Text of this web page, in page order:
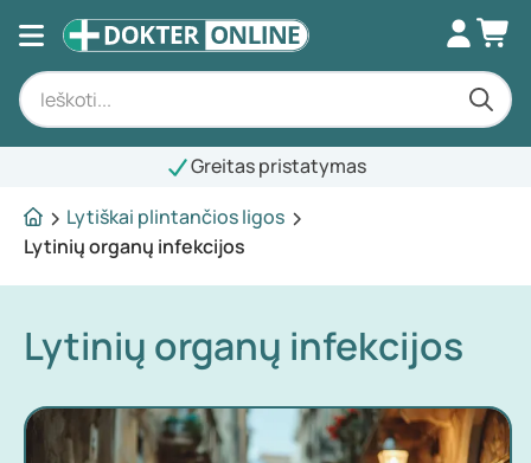
Greitas pristatymas
Lytiškai plintančios ligos
Lytinių organų infekcijos
Lytinių organų infekcijos